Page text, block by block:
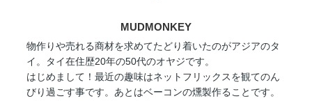
MUDMONKEY
物作りや売れる商材を求めてたどり着いたのがアジアのタ
イ。タイ在住歴20年の50代のオヤジです。
はじめまして！最近の趣味はネットフリックスを観てのん
びり過ごす事です。あとはベーコンの燻製作ることです。